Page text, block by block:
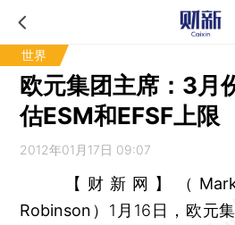
世界
欧元集团主席：3月
估ESM和EFSF上限
2012年01月17日 09:07
【财新网】（
Robinson） 1月16日，欧元